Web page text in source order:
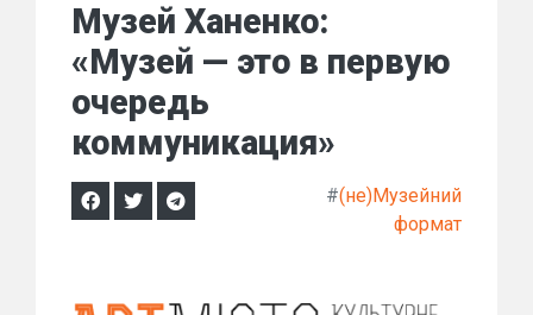
Музей Ханенко:
«Музей — это в первую
очередь
коммуникация»
#(не)Музейний
формат